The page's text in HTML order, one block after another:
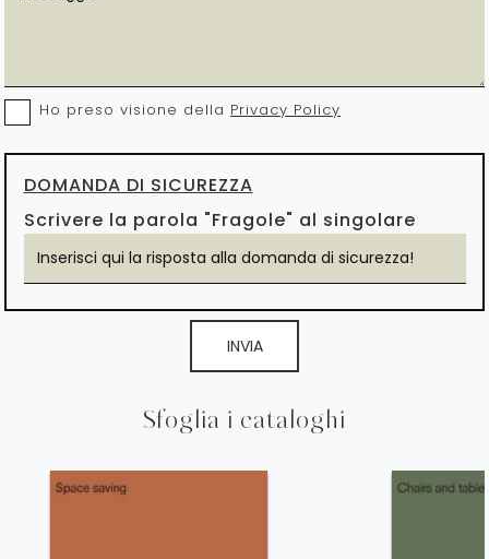
Sfoglia i cataloghi
Ho preso visione della Privacy Policy
DOMANDA DI SICUREZZA
Scrivere la parola "Fragole" al singolare
INVIA